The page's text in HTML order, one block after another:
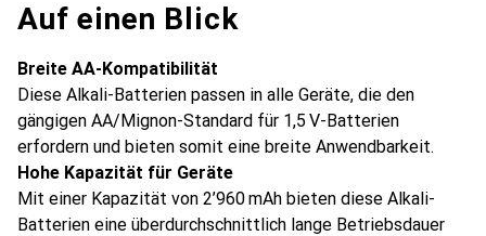
Auf einen Blick
Breite AA-Kompatibilität
Diese Alkali-Batterien passen in alle Geräte, die den
gängigen AA/Mignon-Standard für 1,5 V-Batterien
erfordern und bieten somit eine breite Anwendbarkeit.
Hohe Kapazität für Geräte
Mit einer Kapazität von 2’960 mAh bieten diese Alkali-
Batterien eine überdurchschnittlich lange Betriebsdauer